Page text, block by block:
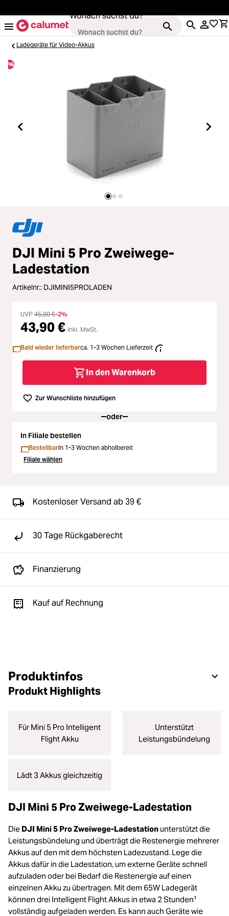
Wonach suchst du?
Loading...
Loading...
Stative & Gimbals
Loading...Zubehör
Loading...Licht & Studio
Loading...Bildbearbeitung
Loading...Ferngläser
Loading...Second Hand
Loading...
Loading...
Ladegeräte für Video-Akkus
%
DJI Mini 5 Pro Zweiwege-
Ladestation
Artikelnr.: DJIMINI5PROLADEN
UVP 45,00 €-2%
43,90 € inkl. MwSt.
Bald wieder lieferbarca. 1-3 Wochen Lieferzeit
In den Warenkorb
Zur Wunschliste hinzufügen
oder
In Filiale bestellen
BestellbarIn 1-3 Wochen abholbereit
Filiale wählen
Kostenloser Versand ab 39 €
30 Tage Rückgaberecht
Finanzierung
Kauf auf Rechnung
Produktinfos
Produkt Highlights
Für Mini 5 Pro Intelligent
Flight Akku
Unterstützt
Leistungsbündelung
Lädt 3 Akkus gleichzeitig
DJI Mini 5 Pro Zweiwege-Ladestation
Die DJI Mini 5 Pro Zweiwege-Ladestationunterstützt die
Leistungsbündelung und überträgt die Restenergie mehrerer
Akkus auf den mit dem höchsten Ladezustand. Lege die
Akkus dafür in die Ladestation, um externe Geräte schnell
aufzuladen oder bei Bedarf die Restenergie auf einen
einzelnen Akku zu übertragen. Mit dem 65W Ladegerät
können drei Intelligent Flight Akkus in etwa 2 Stunden¹
vollständig aufgeladen werden. Es kann auch Geräte wie